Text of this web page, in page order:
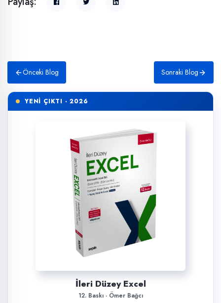
Önceki Blog Sonraki Blog
YENİ ÇIKTI · 2026
İleri Düzey Excel
12. Baskı · Ömer Bağcı